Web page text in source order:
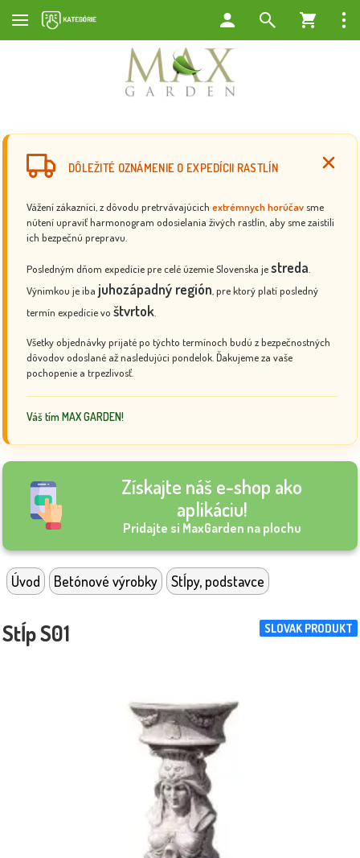
DÔLEŽITÉ OZNÁMENIE O EXPEDÍCII RASTLÍN
Vážení zákazníci, z dôvodu pretrvávajúcich extrémnych horúčav sme
nútení upraviť harmonogram odosielania živých rastlín, aby sme zaistili
ich bezpečnú prepravu.
Posledným dňom expedície pre celé územie Slovenska jestreda
Výnimkou je iba juhozápadný región , pre ktorý platí posledný
termín expedície vo štvrtok
Všetky objednávky prijaté po týchto termínoch budú z bezpečnostných
dôvodov odoslané až nasledujúci pondelok. Ďakujeme za vaše
pochopenie a trpezlivosť.
Váš tím MAX GARDEN!
Získajte náš e-shop ako
aplikáciu!
Pridajte si MaxGarden na plochu
Úvod Betónové výrobky Stĺpy, podstavce
SLOVAK PRODUKT
Stĺp S01